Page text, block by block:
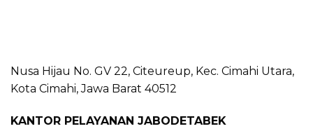
Nusa Hijau No. GV 22, Citeureup, Kec. Cimahi Utara,
Kota Cimahi, Jawa Barat 40512
KANTOR PELAYANAN JABODETABEK